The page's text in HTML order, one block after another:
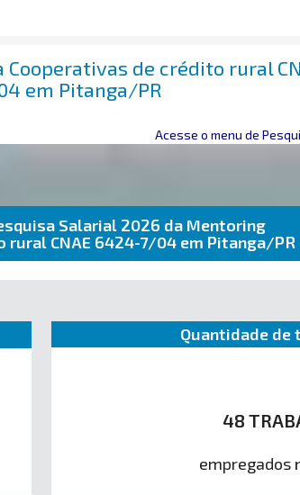
Cooperativas de crédito rural
em Pitanga/PR
Acesse o menu de
Salarial 2026 da Mentoring
rural CNAE 6424-7/04 em Pitanga/PR
Quantidade de
48
empregados